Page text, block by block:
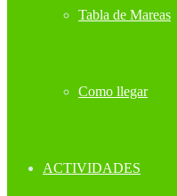
Tabla de Mareas
Como llegar
ACTIVIDADES